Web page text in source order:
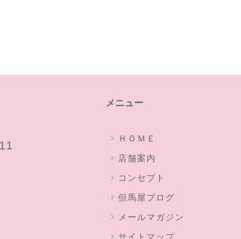
メニュー
ＨＯＭＥ
店舗案内
コンセプト
但馬屋ブログ
メールマガジン
サイトマップ